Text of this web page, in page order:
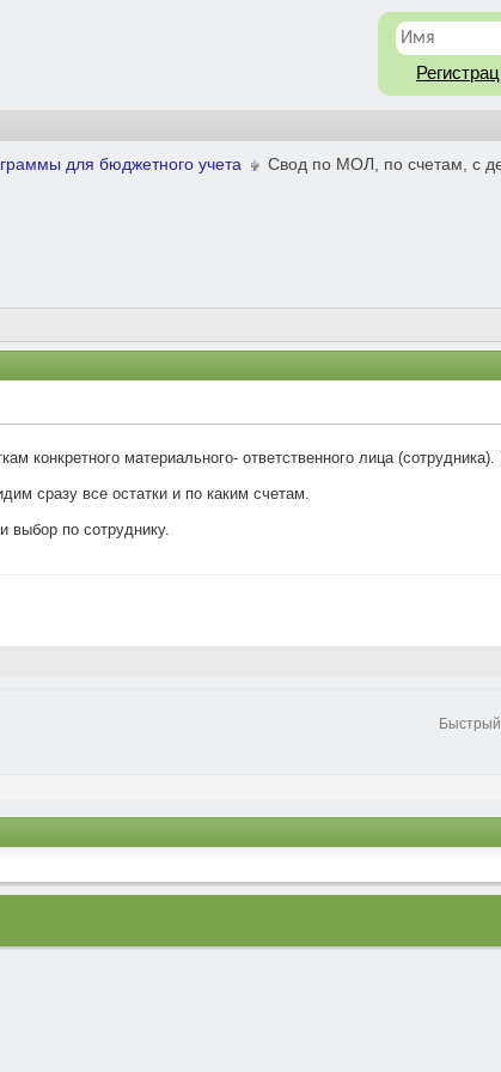
для бюджетного учета Свод по МОЛ, по счетам, с
конкретного материального- ответственного лица
сразу все остатки и по каким счетам.
выбор по сотруднику.